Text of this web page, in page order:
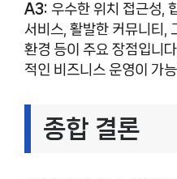
A3: 우수한 위치 접근성,
서비스, 활발한 커뮤니티,
환경 등이 주요 장점입니
적인 비즈니스 운영이 가
종합 결론